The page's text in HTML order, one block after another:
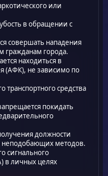
или
в обращении с
совершать нападения
гражданам города.
находиться в
(АФК), не зависимо по
транспортного средства
покидать
должности
неподобающих методов.
сигнального
в личных целях